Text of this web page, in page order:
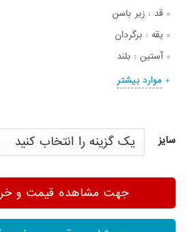
قد : زیر باسن
یقه : برگردان
آستین : بلند
موارد بیشتر
سایز
جهت مشاهده قیمت و